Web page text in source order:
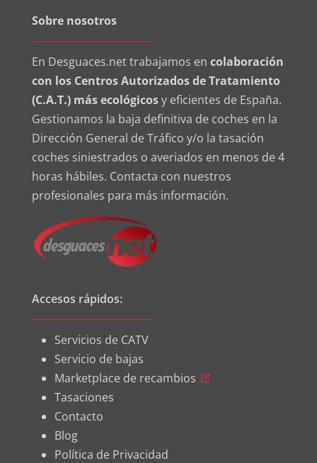
Sobre nosotros
En Desguaces.net trabajamos en colaboración
con los Centros Autorizados de Tratamiento
(C.A.T.) más ecológicosy eficientes de España.
Gestionamos la baja definitiva de coches en la
Dirección General de Tráfico y/o la tasación
coches siniestrados o averiados en menos de 4
horas hábiles. Contacta con nuestros
profesionales para más información.
Accesos rápidos:
Servicios de CATV
Servicio de bajas
Marketplace de recambios
Tasaciones
Contacto
Blog
Política de Privacidad